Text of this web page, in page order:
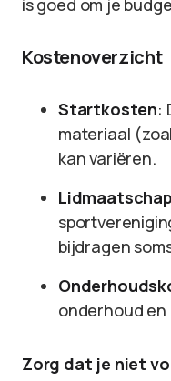
is goed om je
Kostenoverzicht
Startkosten:
materiaal
kan variëren.
bijdragen
onderhoud en
Zorg dat je niet